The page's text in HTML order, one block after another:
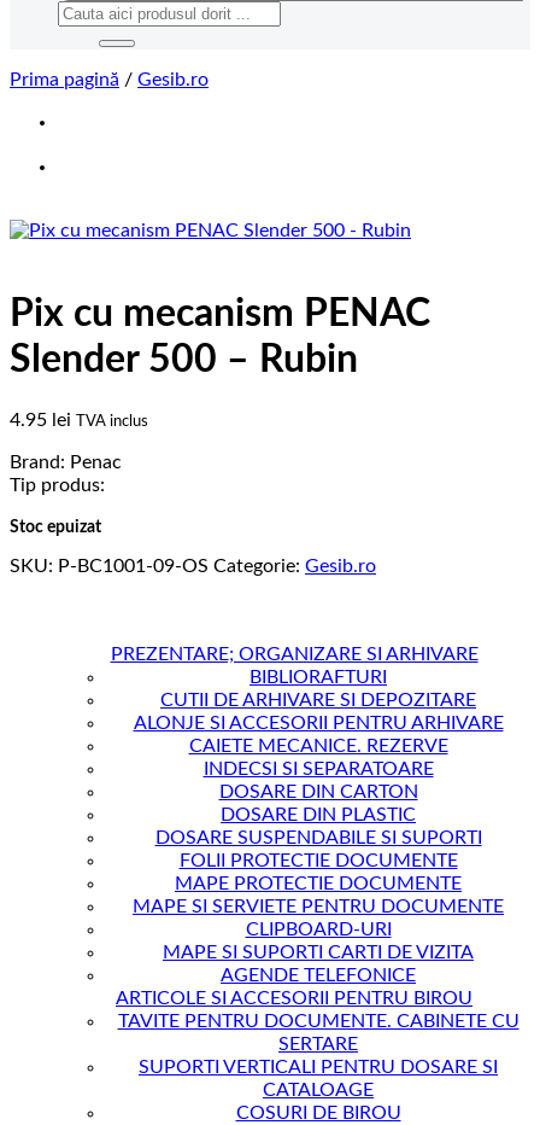
Caută
Prima pagină / Gesib.ro
Pix cu mecanism PENAC
Slender 500 – Rubin
4.95 lei TVA inclus
Brand: Penac
Tip produs:
Stoc epuizat
SKU: P-BC1001-09-OS Categorie: Gesib.ro
PREZENTARE; ORGANIZARE SI ARHIVARE
BIBLIORAFTURI
CUTII DE ARHIVARE SI DEPOZITARE
ALONJE SI ACCESORII PENTRU ARHIVARE
CAIETE MECANICE. REZERVE
INDECSI SI SEPARATOARE
DOSARE DIN CARTON
DOSARE DIN PLASTIC
DOSARE SUSPENDABILE SI SUPORTI
FOLII PROTECTIE DOCUMENTE
MAPE PROTECTIE DOCUMENTE
MAPE SI SERVIETE PENTRU DOCUMENTE
CLIPBOARD-URI
MAPE SI SUPORTI CARTI DE VIZITA
AGENDE TELEFONICE
ARTICOLE SI ACCESORII PENTRU BIROU
TAVITE PENTRU DOCUMENTE. CABINETE CU
SERTARE
SUPORTI VERTICALI PENTRU DOSARE SI
CATALOAGE
COSURI DE BIROU